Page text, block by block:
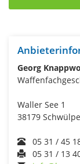
Georg
Waller See 1
38179
05 31 / 45
05 31 / 13